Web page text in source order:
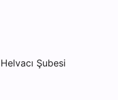
Şubesi